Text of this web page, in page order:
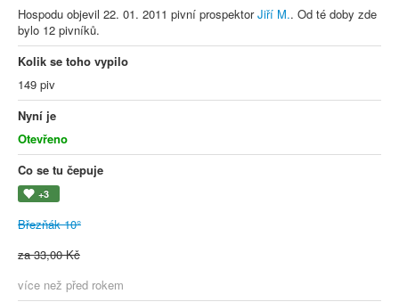
Hospodu objevil 22. 01. 2011 pivní prospektorJiří M.. Od té doby zde
bylo 12 pivníků.
Kolik se toho vypilo
149 piv
Nyní je
Otevřeno
Co se tu čepuje
+3
Březňák 10°
za 33,00 Kč
více než před rokem